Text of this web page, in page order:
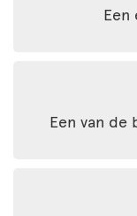
Een
Een van de